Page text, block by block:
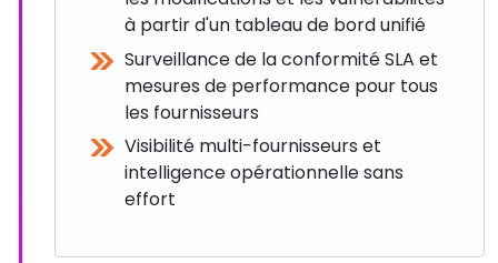
à partir d'un tableau de bord unifié
Surveillance de la conformité SLA et
mesures de performance pour tous
les fournisseurs
Visibilité multi-fournisseurs et
intelligence opérationnelle sans
effort